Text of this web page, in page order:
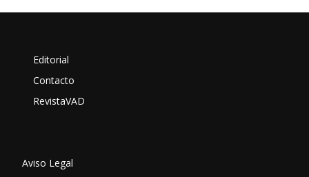
Editorial
Contacto
RevistaVAD
Aviso Legal